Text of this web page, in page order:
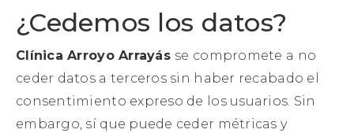
¿Cedemos los datos?
Clínica Arroyo Arrayás se compromete a no
ceder datos a terceros sin haber recabado el
consentimiento expreso de los usuarios. Sin
embargo, sí que puede ceder métricas y